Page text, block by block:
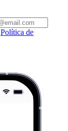
Política de